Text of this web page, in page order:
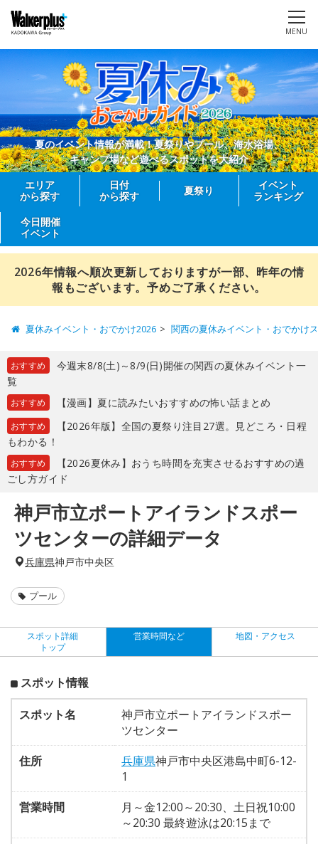
MENU
夏のイベント情報が満載！夏祭りやプール、海水浴場、
キャンプ場など遊べるスポットを大紹介
エリア
から探す
日付
から探す
夏祭り
イベント
ランキング
今日開催
イベント
2026年情報へ順次更新しておりますが一部、昨年の情
報もございます。予めご了承ください。
夏休みイベント・おでかけ2026 関西の夏休みイベント・おでかけ
おすすめ
今週末8/8(土)～8/9(日)開催の関西の夏休みイベント一
覧
おすすめ 【漫画】夏に読みたいおすすめの怖い話まとめ
おすすめ
【2026年版】全国の夏祭り注目27選。見どころ・日程
もわかる！
おすすめ
【2026夏休み】おうち時間を充実させるおすすめの過
ごし方ガイド
神戸市立ポートアイランドスポー
ツセンターの詳細データ
兵庫県神戸市中央区
プール
スポット詳細
トップ
営業時間など 地図・アクセス
スポット情報
スポット名
神戸市立ポートアイランドスポー
ツセンター
住所
兵庫県神戸市中央区港島中町6-12-
1
営業時間
月～金12:00～20:30、土日祝10:00
～20:30 最終遊泳は20:15まで